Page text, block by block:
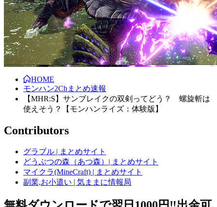
HOME
モンハン2Chまとめ速報
【MHR:S】サンブレイクの双剣ってどう？ 螺旋斬は
使えそう？【モンハンライズ：体験版】
Contributors
グラブル | まとめサイト
どうぶつの森（あつ森）| まとめサイト
マイクラ(MineCraft) | まとめサイト
副業,お小遣い | 気ままに情報局